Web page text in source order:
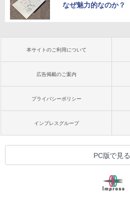
なぜ魅力的なのか？
本サイトのご利用について
広告掲載のご案内
プライバシーポリシー
インプレスグループ
PC版で見る